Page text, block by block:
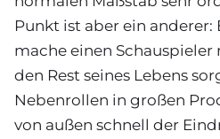
Punkt ist aber ein anderer:
mache einen
den Rest seines Lebens
Nebenrollen in großen
von außen schnell der